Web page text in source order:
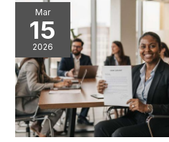
Mar
15
2026